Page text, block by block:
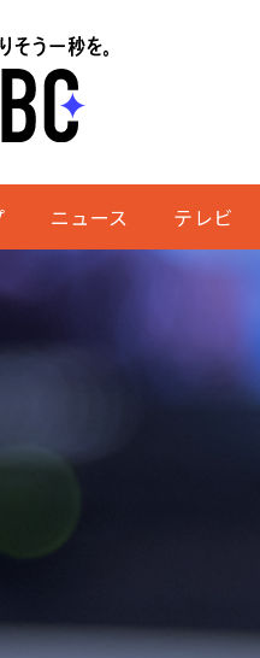
ニュース テレビ